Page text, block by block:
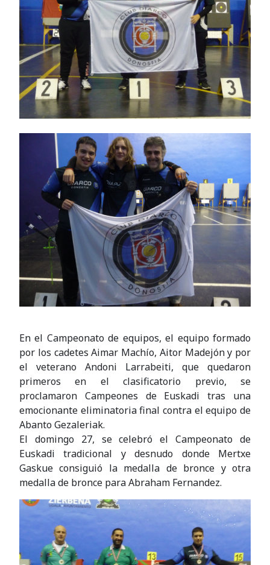
En el Campeonato de equipos, el equipo formado
por los cadetes Aimar Machío, Aitor Madejón y por
el veterano Andoni Larrabeiti, que quedaron
primeros en el clasificatorio previo, se
proclamaron Campeones de Euskadi tras una
emocionante eliminatoria final contra el equipo de
Abanto Gezaleriak.
El domingo 27, se celebró el Campeonato de
Euskadi tradicional y desnudo donde Mertxe
Gaskue consiguió la medalla de bronce y otra
medalla de bronce para Abraham Fernandez.